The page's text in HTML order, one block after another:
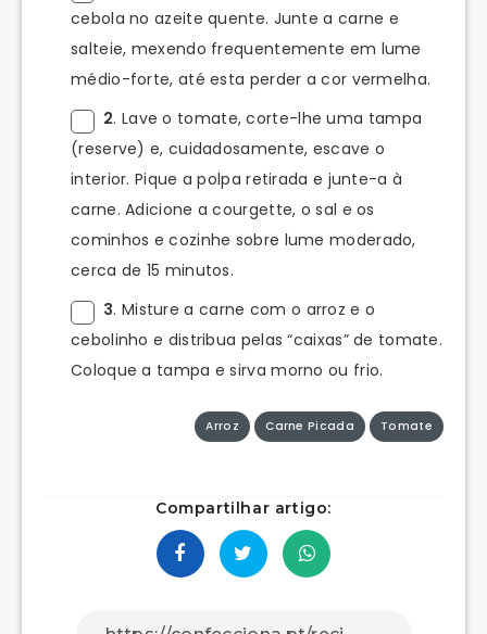
cebola no azeite quente. Junte a carne e
salteie, mexendo frequentemente em lume
médio-forte, até esta perder a cor vermelha.
2. Lave o tomate, corte-lhe uma tampa
(reserve) e, cuidadosamente, escave o
interior. Pique a polpa retirada e junte-a à
carne. Adicione a courgette, o sal e os
cominhos e cozinhe sobre lume moderado,
cerca de 15 minutos.
3. Misture a carne com o arroz e o
cebolinho e distribua pelas “caixas” de tomate.
Coloque a tampa e sirva morno ou frio.
Arroz Carne Picada Tomate
Compartilhar artigo: